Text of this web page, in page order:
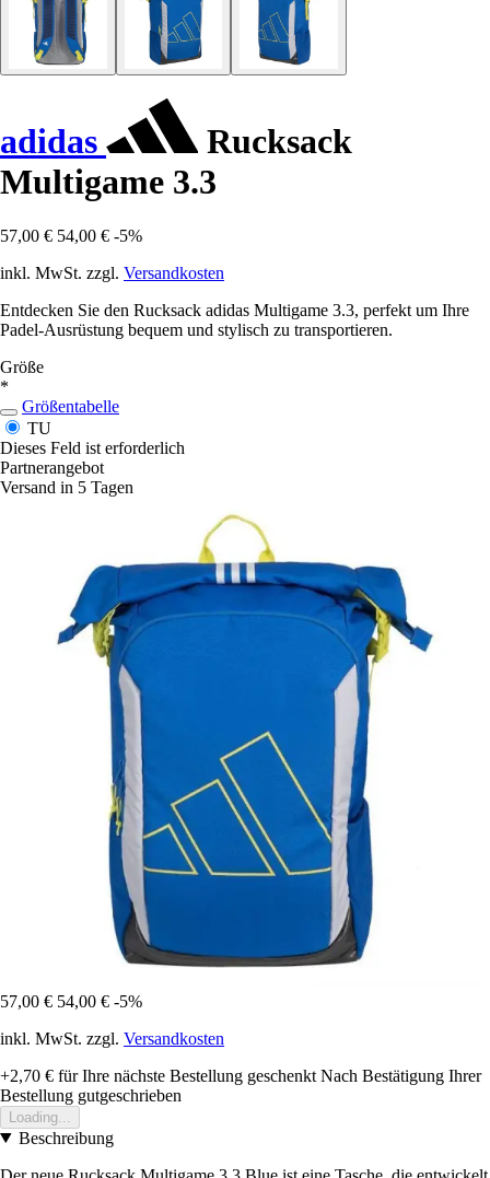
adidas
Rucksack
Multigame 3.3
57,00 € 54,00 € -5%
inkl. MwSt. zzgl. Versandkosten
Entdecken Sie den Rucksack adidas Multigame 3.3, perfekt um Ihre
Padel-Ausrüstung bequem und stylisch zu transportieren.
Größe
*
Größentabelle
TU
Dieses Feld ist erforderlich
Partnerangebot
Versand in 5 Tagen
57,00 € 54,00 € -5%
inkl. MwSt. zzgl. Versandkosten
+2,70 € für Ihre nächste Bestellung geschenkt Nach Bestätigung Ihrer
Bestellung gutgeschrieben
Loading...
Beschreibung